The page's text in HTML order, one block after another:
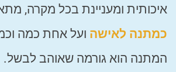
איכותית ומעניינת בכל מקרה,
כמתנה לאישה ועל אחת כמה
המתנה הוא גורמה שאוהב לבשל.